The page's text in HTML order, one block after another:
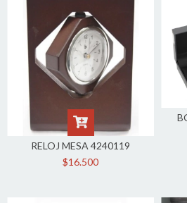
RELOJ MESA 4240119
$16.500